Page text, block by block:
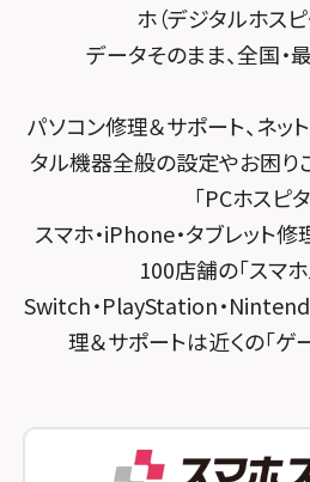
スマホスピタル千葉
スマホスピタル 大森
スマホスピタル練馬
スマホスピタル 神田
スマホスピタル三軒茶屋
スマホスピタル秋葉原
スマホスピタル 自由が丘
スマホスピタル京都河原町
スマホスピタル宇治槙島
スマホスピタル烏丸
スマホスピタル 京都宇治
スマホスピタル 福知山
スマホスピタル神戸三宮
スマホスピタル by デジホ
ホ（デジタルホスピ
データそのまま、全国・
パソコン修理＆サポート、ネッ
タル機器全般の設定やお困
「PCホスピ
スマホ・iPhone・タブレット
100店舗の「スマホ
Switch・PlayStation・
理＆サポートは近くの「ゲ